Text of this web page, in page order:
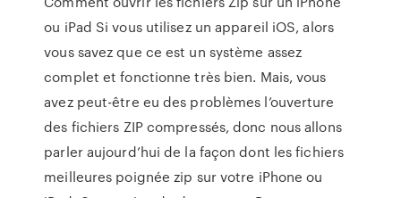
ou iPad Si vous utilisez un appareil iOS, alors
vous savez que ce est un système assez
complet et fonctionne très bien. Mais, vous
avez peut-être eu des problèmes l’ouverture
des fichiers ZIP compressés, donc nous allons
parler aujourd’hui de la façon dont les fichiers
meilleures poignée zip sur votre iPhone ou